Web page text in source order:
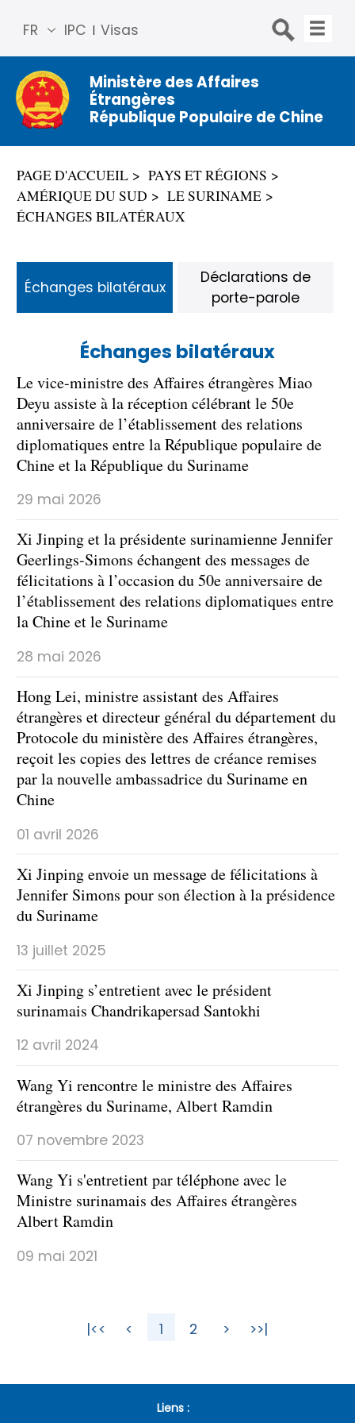
IPC Visas
FR
简体
中文
Engli
sh
Русс
Espa
ñol
Ministère des Affaires
Étrangères
République Populaire de Chine
PAGE D'ACCUEIL
PAYS ET RÉGIONS
AMÉRIQUE DU SUD
LE SURINAME
ÉCHANGES BILATÉRAUX
Échanges bilatéraux
Le vice-ministre des Affaires étrangères Miao
Deyu assiste à la réception célébrant le 50e
anniversaire de l’établissement des relations
diplomatiques entre la République populaire de
Chine et la République du Suriname
29 mai 2026
Xi Jinping et la présidente surinamienne Jennifer
Geerlings-Simons échangent des messages de
félicitations à l’occasion du 50e anniversaire de
l’établissement des relations diplomatiques entre
la Chine et le Suriname
28 mai 2026
Hong Lei, ministre assistant des Affaires
étrangères et directeur général du département du
Protocole du ministère des Affaires étrangères,
reçoit les copies des lettres de créance remises
par la nouvelle ambassadrice du Suriname en
Chine
01 avril 2026
Xi Jinping envoie un message de félicitations à
Jennifer Simons pour son élection à la présidence
du Suriname
13 juillet 2025
Xi Jinping s’entretient avec le président
surinamais Chandrikapersad Santokhi
12 avril 2024
Wang Yi rencontre le ministre des Affaires
étrangères du Suriname, Albert Ramdin
07 novembre 2023
Wang Yi s'entretient par téléphone avec le
Ministre surinamais des Affaires étrangères
Albert Ramdin
09 mai 2021
Échanges bilatéraux
Déclarations de
porte-parole
|<< < 1 2 > >>|
Liens :